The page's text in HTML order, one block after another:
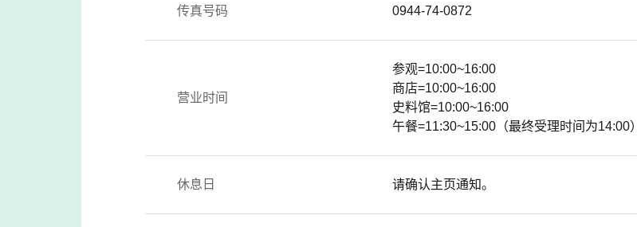
传真号码 0944-74-0872
营业时间
参观=10:00~16:00
商店=10:00~16:00
史料馆=10:00~16:00
午餐=11:30~15:00（最终受理时间为14:00）
休息日 请确认主页通知。